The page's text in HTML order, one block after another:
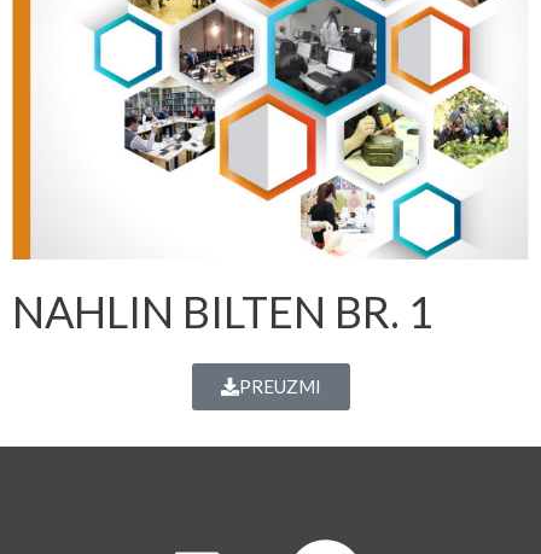
NAHLIN BILTEN BR. 1
PREUZMI